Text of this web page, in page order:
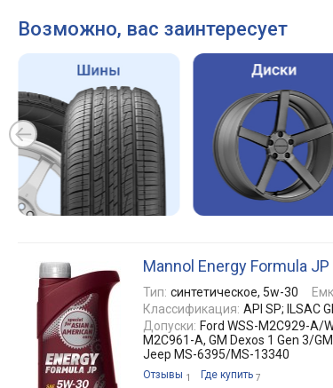
Возможно, вас заинтересует
Mannol Energy Formula JP
Тип: синтетическое, 5w-30
Классификация: API SP; ILSAC
Допуски: Ford WSS-M2C929-A/
M2C961-A, GM Dexos 1 Gen 3/
Jeep MS-6395/MS-13340
Отзывы 1 Где купить 7